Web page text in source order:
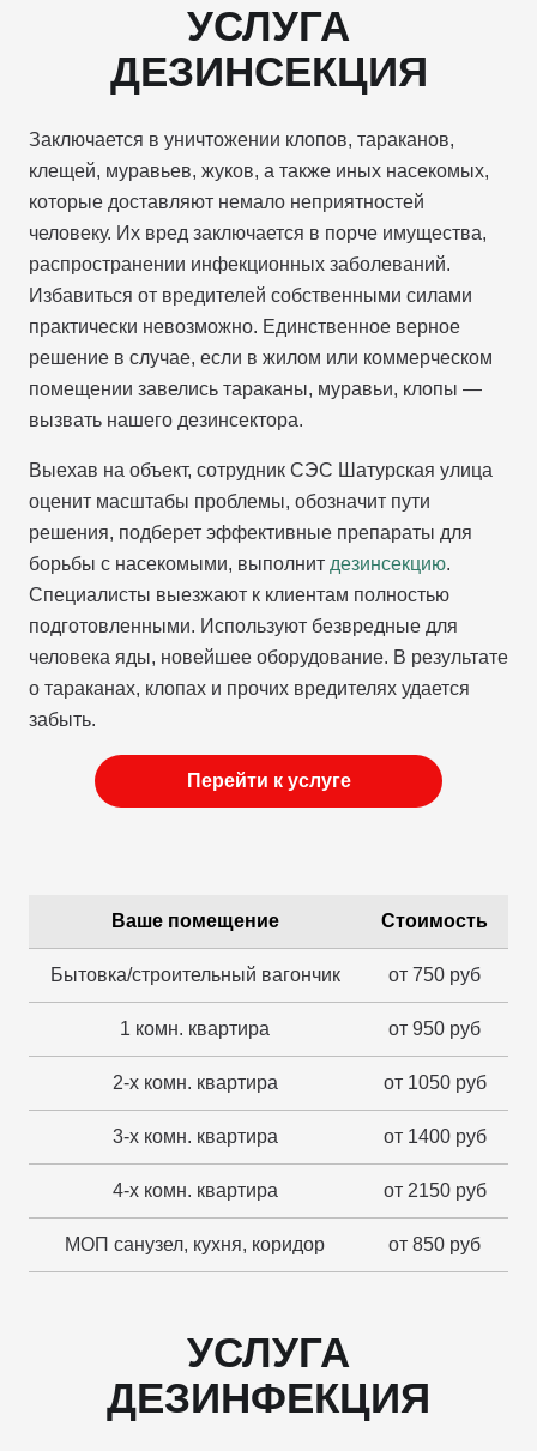
УСЛУГА
ДЕЗИНСЕКЦИЯ
Заключается в уничтожении клопов, тараканов,
клещей, муравьев, жуков, а также иных насекомых,
которые доставляют немало неприятностей
человеку. Их вред заключается в порче имущества,
распространении инфекционных заболеваний.
Избавиться от вредителей собственными силами
практически невозможно. Единственное верное
решение в случае, если в жилом или коммерческом
помещении завелись тараканы, муравьи, клопы —
вызвать нашего дезинсектора.
Выехав на объект, сотрудник СЭС Шатурская улица
оценит масштабы проблемы, обозначит пути
решения, подберет эффективные препараты для
борьбы с насекомыми, выполнит дезинсекцию.
Специалисты выезжают к клиентам полностью
подготовленными. Используют безвредные для
человека яды, новейшее оборудование. В результате
о тараканах, клопах и прочих вредителях удается
забыть.
Перейти к услуге
Ваше помещение Стоимость
Бытовка/строительный вагончик от 750 руб
1 комн. квартира от 950 руб
2-х комн. квартира от 1050 руб
3-х комн. квартира от 1400 руб
4-х комн. квартира от 2150 руб
МОП санузел, кухня, коридор от 850 руб
УСЛУГА
ДЕЗИНФЕКЦИЯ